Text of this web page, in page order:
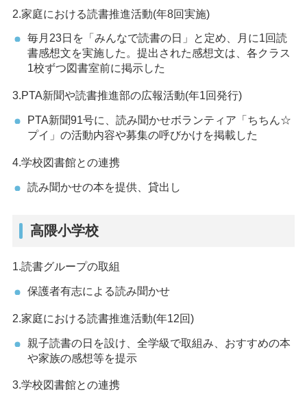
2.家庭における読書推進活動(年8回実施)
毎月23日を「みんなで読書の日」と定め、月に1回読
書感想文を実施した。提出された感想文は、各クラス
1校ずつ図書室前に掲示した
3.PTA新聞や読書推進部の広報活動(年1回発行)
PTA新聞91号に、読み聞かせボランティア「ちちん☆
プイ」の活動内容や募集の呼びかけを掲載した
4.学校図書館との連携
読み聞かせの本を提供、貸出し
高隈小学校
1.読書グループの取組
保護者有志による読み聞かせ
2.家庭における読書推進活動(年12回)
親子読書の日を設け、全学級で取組み、おすすめの本
や家族の感想等を提示
3.学校図書館との連携